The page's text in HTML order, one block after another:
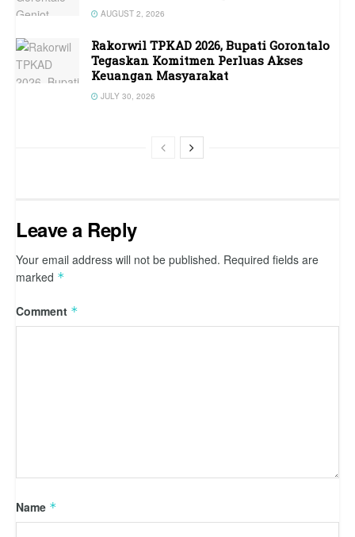
AUGUST 2, 2026
Rakorwil TPKAD 2026, Bupati Gorontalo
Tegaskan Komitmen Perluas Akses
Keuangan Masyarakat
JULY 30, 2026
Leave a Reply
Your email address will not be published. Required fields are
marked *
Comment *
Name *